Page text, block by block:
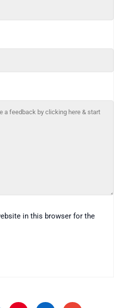
in this browser for the